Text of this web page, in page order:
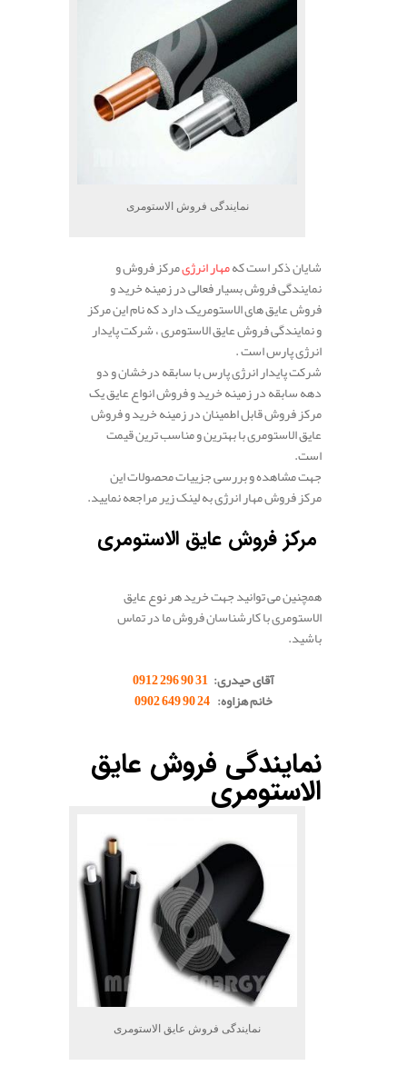
نمایندگی فروش الاستومری
شایان ذکر است کهمهار انرژیمرکز فروش و
نمایندگی فروش بسیار فعالی در زمینه خرید و
فروش عایق های الاستومریک دارد که نام این مرکز
و نمایندگی فروش عایق الاستومری ، شرکت پایدار
انرژی پارس است .
شرکت پایدار انرژی پارس با سابقه درخشان و دو
دهه سابقه در زمینه خرید و فروش انواع عایق یک
مرکز فروش قابل اطمینان در زمینه خرید و فروش
عایق الاستومری با بهترین و مناسب ترین قیمت
است.
جهت مشاهده و بررسی جزییات محصولات این
مرکز فروش مهار انرژی به لینک زیر مراجعه نمایید.
مرکز فروش عایق الاستومری
همچنین می توانید جهت خرید هر نوع عایق
الاستومری با کارشناسان فروش ما در تماس
باشید.
آقای حیدری: 31 90 296 0912
خانم هزاوه: 24 90 649 0902
نمایندگی فروش عایق
الاستومری
نمایندگی فروش عایق الاستومری